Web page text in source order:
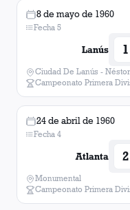
8 de mayo de 1960
Fecha 5
Lanús 1
Ciudad De Lanús -
Campeonato Primera
24 de abril de 1960
Fecha 4
Atlanta 2
Monumental
Campeonato Primera